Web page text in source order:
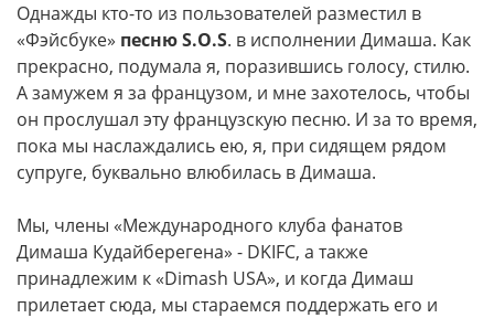
Однажды кто-то из пользователей разместил в
«Фэйсбуке» песню S.O.S. в исполнении Димаша. Как
прекрасно, подумала я, поразившись голосу, стилю.
А замужем я за французом, и мне захотелось, чтобы
он прослушал эту французскую песню. И за то время,
пока мы наслаждались ею, я, при сидящем рядом
супруге, буквально влюбилась в Димаша.
Мы, члены «Международного клуба фанатов
Димаша Кудайберегена» - DKIFC, а также
принадлежим к «Dimash USA», и когда Димаш
прилетает сюда, мы стараемся поддержать его и